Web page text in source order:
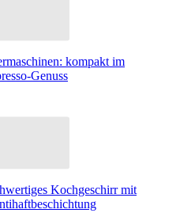
kompakt im
Genuss
Kochgeschirr mit